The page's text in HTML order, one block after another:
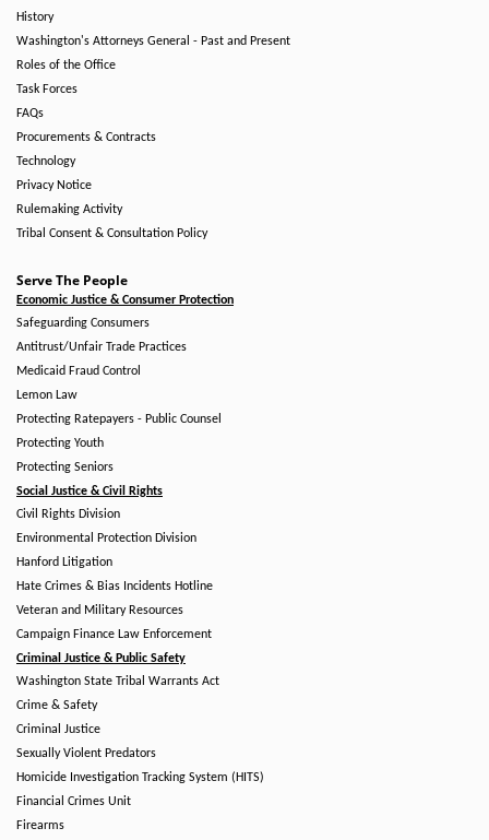
History
Washington's Attorneys General - Past and Present
Roles of the Office
Task Forces
FAQs
Procurements & Contracts
Technology
Privacy Notice
Rulemaking Activity
Tribal Consent & Consultation Policy
Serve The People
Economic Justice & Consumer Protection
Safeguarding Consumers
Antitrust/Unfair Trade Practices
Medicaid Fraud Control
Lemon Law
Protecting Ratepayers - Public Counsel
Protecting Youth
Protecting Seniors
Social Justice & Civil Rights
Civil Rights Division
Environmental Protection Division
Hanford Litigation
Hate Crimes & Bias Incidents Hotline
Veteran and Military Resources
Campaign Finance Law Enforcement
Criminal Justice & Public Safety
Washington State Tribal Warrants Act
Crime & Safety
Criminal Justice
Sexually Violent Predators
Homicide Investigation Tracking System (HITS)
Financial Crimes Unit
Firearms